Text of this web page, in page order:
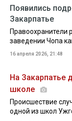
Появились
Закарпатье
Правоохранители
заведении Чопа
16 апреля 2026, 21:48
На Закарпатье
школе
Происшествие
одной из школ